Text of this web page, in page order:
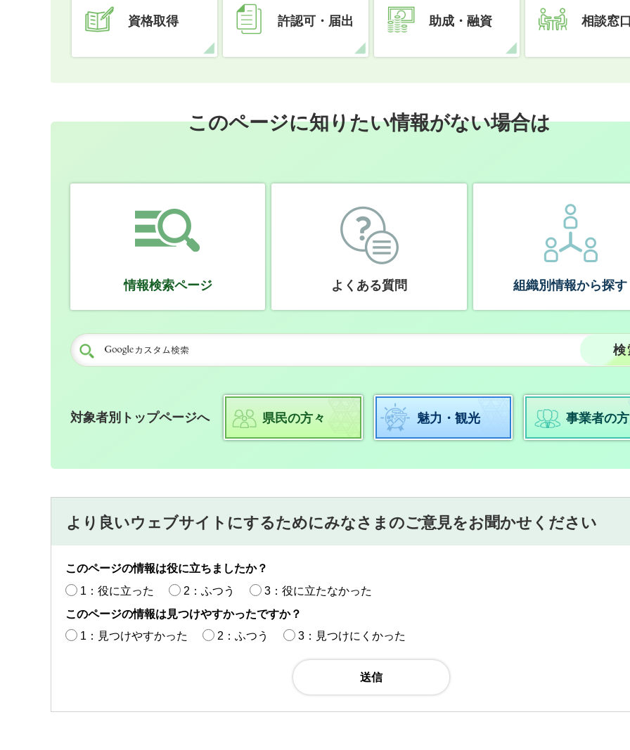
資格取得 許認可・届出 助成・融資 相談窓
このページに知りたい情報がない場合は
情報検索ページ よくある質問 組織別情報から探す
対象者別トップページへ 県民の方々 魅力・観光 事業者の
より良いウェブサイトにするためにみなさまのご意見をお聞かせください
このページの情報は役に立ちましたか？
1：役に立った
2：ふつう
3：役に立たなかった
このページの情報は見つけやすかったですか？
1：見つけやすかった
2：ふつう 3：見つけにくかった